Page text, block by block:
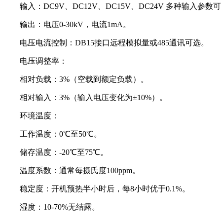
输入：DC9V、DC12V、DC15V、DC24V 多种输入参数
输出：电压0-30kV，电流1mA。
电压电流控制：DB15接口远程模拟量或485通讯可选。
电压调整率：
相对负载：3%（空载到额定负载）。
相对输入：3%（输入电压变化为±10%）。
环境温度：
工作温度：0℃至50℃。
储存温度：-20℃至75℃。
温度系数：通常每摄氏度100ppm。
稳定度：开机预热半小时后，每8小时优于0.1%。
湿度：10-70%无结露。